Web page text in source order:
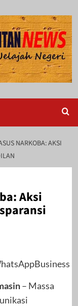
NARKOBA: AKSI
Aksi
– Massa